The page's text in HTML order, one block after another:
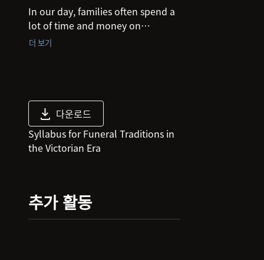
In our day, families often spend a
lot of time and money on
weddings but for our Victorian Era
At the beginning of this session,
you will receive a Victorian-style
“funeral invitation”. During the
presentation, your identity will be
florist, “sin eater”, grave robber,
or someone else.
더 보기
다운로드
Syllabus for Funeral Traditions in
the Victorian Era
추가 활동